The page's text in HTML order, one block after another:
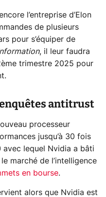
l’entreprise d’Elon
de plusieurs
pour s’équiper de
, il leur faudra
trimestre 2025 pour
antitrust
processeur
jusqu’à 30 fois
avec lequel Nvidia a bâti
marché de l’intelligence
en bourse.
alors que Nvidia est